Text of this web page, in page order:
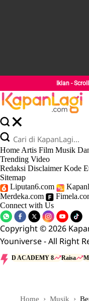
Iklan -
Home Artis Film Musik
Trending Video
Redaksi Disclaimer Kode
Sitemap
Liputan6.com
Merdeka.com
Connect with Us
Copyright © 2026
Youniverse - All Right
D ACADEMY 8 Raisa
Home Musik